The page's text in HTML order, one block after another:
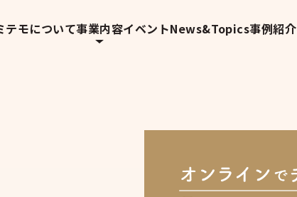
テモについて事業内容イベントNews&Topics事例紹介